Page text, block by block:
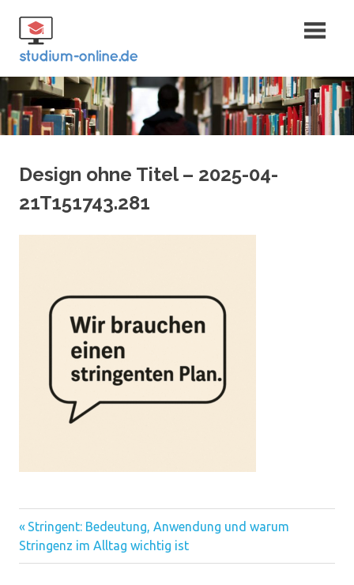
Inhalt
springen
Fernstudium
und Bachelor
Design ohne Titel – 2025-04-
21T151743.281
Beitragsnavigation
Vorheriger
Beitrag:
Stringent: Bedeutung, Anwendung und warum
Stringenz im Alltag wichtig ist